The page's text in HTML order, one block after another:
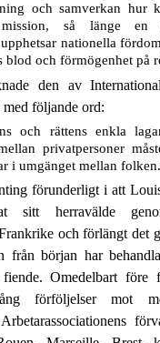
och samverkan hur
så länge en
nationella
blod och förmögenhet på
den av
följande ord:
och rättens enkla
privatpersoner
i umgänget mellan
förunderligt i att
sitt herravälde
och förlängt det
från början har
Omedelbart före
förföljelser mot